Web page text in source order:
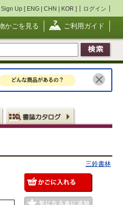
Sign Up [ ENG | CHN | KOR ] ログイン
かごを見る ご利用ガイド
三鈴書林